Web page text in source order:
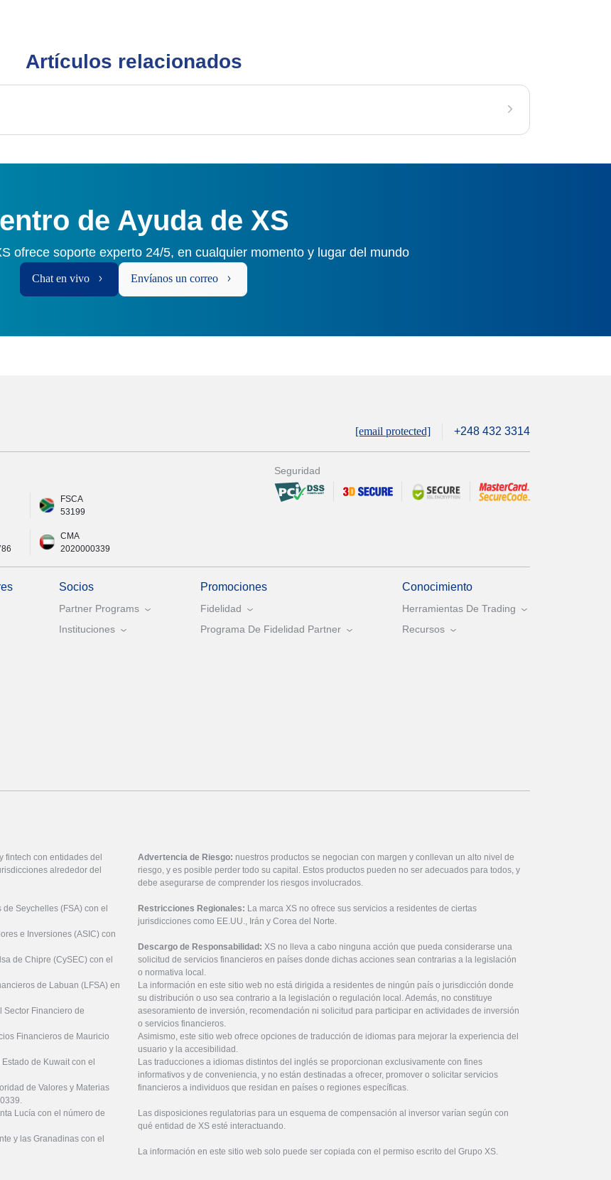
Artículos relacionados
de Ayuda de XS
ofrece soporte experto 24/5, en cualquier momento y lugar del mundo
Chat en vivo Envíanos un correo
[email protected] +248 432 3314
FSCA
53199
CMA
2020000339
Seguridad
Socios
Partner Programs
Instituciones
Promociones
Fidelidad
Programa De Fidelidad Partner
Conocimiento
Herramientas De Trading
Recursos
fintech con entidades del
alrededor del
Seychelles (FSA) con el
e Inversiones (ASIC) con
de Chipre (CySEC) con el
de Labuan (LFSA) en
Sector Financiero de
Financieros de Mauricio
de Kuwait con el
de Valores y Materias
Lucía con el número de
y las Granadinas con el
Advertencia de Riesgo: nuestros productos se negocian con margen y conllevan un alto nivel de
riesgo, y es posible perder todo su capital. Estos productos pueden no ser adecuados para todos, y
debe asegurarse de comprender los riesgos involucrados.
Restricciones Regionales: La marca XS no ofrece sus servicios a residentes de ciertas
jurisdicciones como EE.UU., Irán y Corea del Norte.
Descargo de Responsabilidad: XS no lleva a cabo ninguna acción que pueda considerarse una
solicitud de servicios financieros en países donde dichas acciones sean contrarias a la legislación
o normativa local.
La información en este sitio web no está dirigida a residentes de ningún país o jurisdicción donde
su distribución o uso sea contrario a la legislación o regulación local. Además, no constituye
asesoramiento de inversión, recomendación ni solicitud para participar en actividades de inversión
o servicios financieros.
Asimismo, este sitio web ofrece opciones de traducción de idiomas para mejorar la experiencia del
usuario y la accesibilidad.
Las traducciones a idiomas distintos del inglés se proporcionan exclusivamente con fines
informativos y de conveniencia, y no están destinadas a ofrecer, promover o solicitar servicios
financieros a individuos que residan en países o regiones específicas.
Las disposiciones regulatorias para un esquema de compensación al inversor varían según con
qué entidad de XS esté interactuando.
La información en este sitio web solo puede ser copiada con el permiso escrito del Grupo XS.